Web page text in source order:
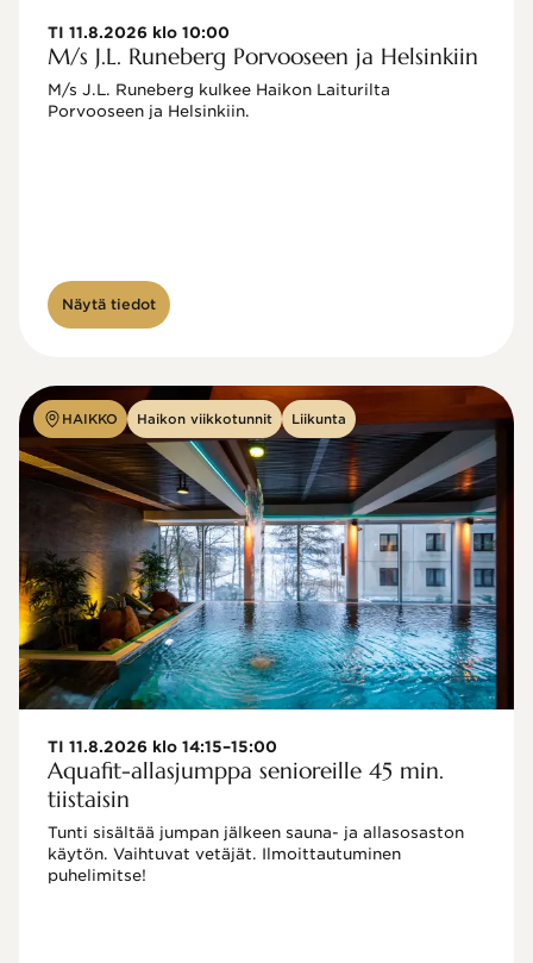
TI 11.8.2026 klo 10:00
M/s J.L. Runeberg Porvooseen ja Helsinkiin
M/s J.L. Runeberg kulkee Haikon Laiturilta
Porvooseen ja Helsinkiin.
Näytä tiedot
HAIKKO Haikon viikkotunnit Liikunta
TI 11.8.2026 klo 14:15–15:00
Aquafit-allasjumppa senioreille 45 min.
tiistaisin
Tunti sisältää jumpan jälkeen sauna- ja allasosaston
käytön. Vaihtuvat vetäjät. Ilmoittautuminen
puhelimitse!